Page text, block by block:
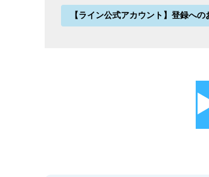
【ライン公式アカウント】登録への